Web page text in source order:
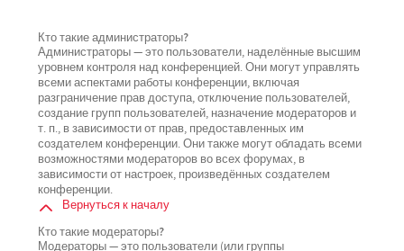
Кто такие администраторы?
Администраторы — это пользователи, наделённые высшим
уровнем контроля над конференцией. Они могут управлять
всеми аспектами работы конференции, включая
разграничение прав доступа, отключение пользователей,
создание групп пользователей, назначение модераторов и
т. п., в зависимости от прав, предоставленных им
создателем конференции. Они также могут обладать всеми
возможностями модераторов во всех форумах, в
зависимости от настроек, произведённых создателем
конференции.
Вернуться к началу
Кто такие модераторы?
Модераторы — это пользователи (или группы